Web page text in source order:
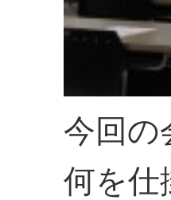
今回の
何を仕